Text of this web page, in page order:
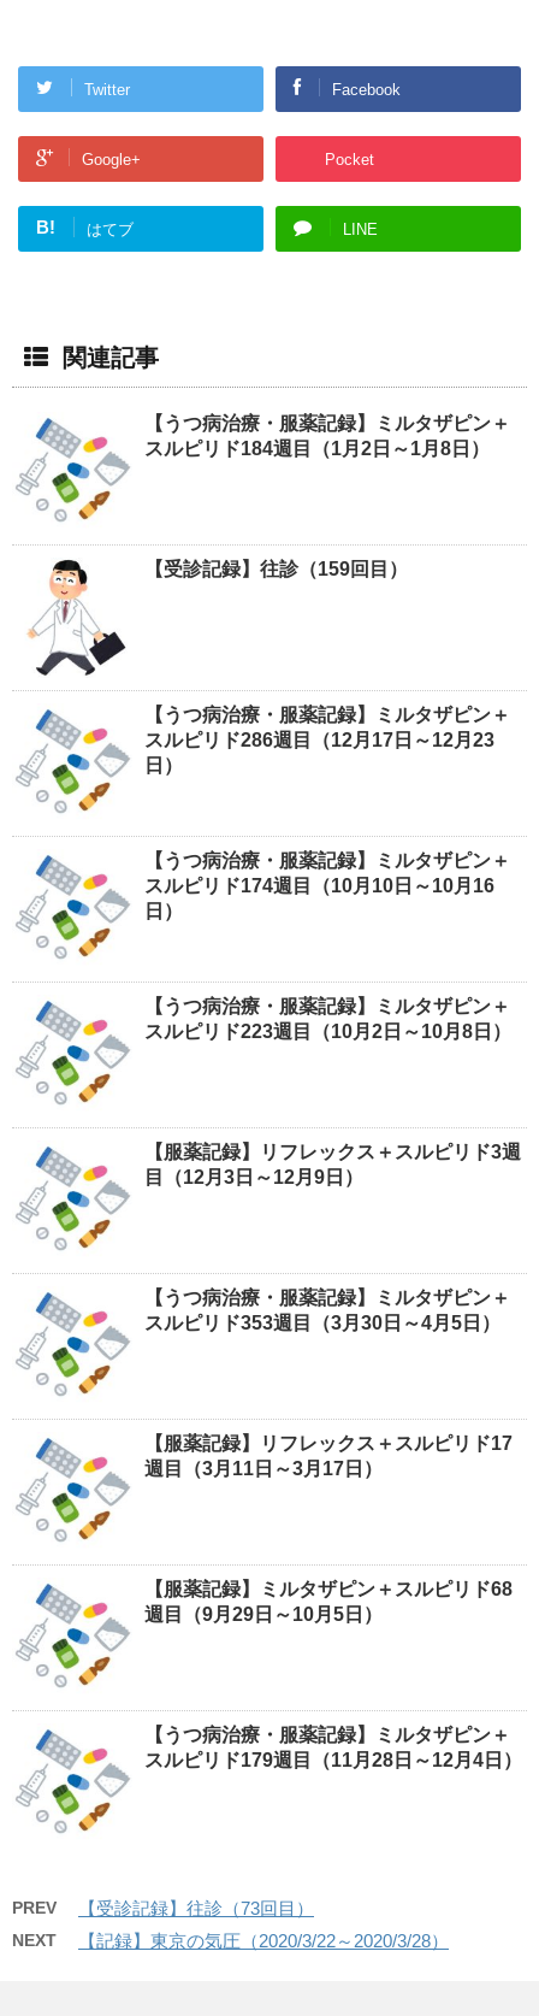
Twitter Facebook
Google+ Pocket
B! はてブ LINE
関連記事
【うつ病治療・服薬記録】ミルタザピン＋
スルピリド184週目（1月2日～1月8日）
【受診記録】往診（159回目）
【うつ病治療・服薬記録】ミルタザピン＋
スルピリド286週目（12月17日～12月23
日）
【うつ病治療・服薬記録】ミルタザピン＋
スルピリド174週目（10月10日～10月16
日）
【うつ病治療・服薬記録】ミルタザピン＋
スルピリド223週目（10月2日～10月8日）
【服薬記録】リフレックス＋スルピリド3週
目（12月3日～12月9日）
【うつ病治療・服薬記録】ミルタザピン＋
スルピリド353週目（3月30日～4月5日）
【服薬記録】リフレックス＋スルピリド17
週目（3月11日～3月17日）
【服薬記録】ミルタザピン＋スルピリド68
週目（9月29日～10月5日）
【うつ病治療・服薬記録】ミルタザピン＋
スルピリド179週目（11月28日～12月4日）
PREV 【受診記録】往診（73回目）
NEXT 【記録】東京の気圧（2020/3/22～2020/3/28）